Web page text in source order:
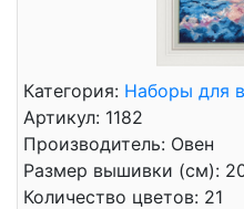
Категория: Наборы для
Артикул: 1182
Производитель: Овен
Размер вышивки (см):
Количество цветов: 21